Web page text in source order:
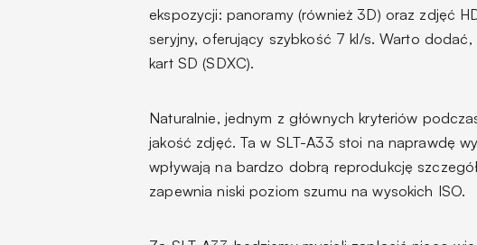
ekspozycji: panoramy (również 3D) oraz zdjęć
seryjny, oferujący szybkość 7 kl/s. Warto
kart SD (SDXC).
Naturalnie, jednym z głównych kryteriów
jakość zdjęć. Ta w SLT-A33 stoi na naprawdę
wpływają na bardzo dobrą reprodukcję
zapewnia niski poziom szumu na wysokich ISO.